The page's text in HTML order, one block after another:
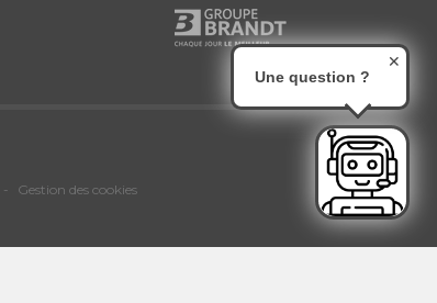
Gestion des cookies
Une question ?
✕